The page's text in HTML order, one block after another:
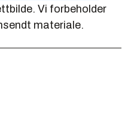
Vi forbeholder
materiale.